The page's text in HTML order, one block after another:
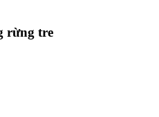
rừng tre